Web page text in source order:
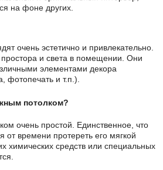
на фоне других.
очень эстетично и привлекательно.
и света в помещении. Они
элементами декора
фотопечать и т.п.).
потолком?
очень простой. Единственное, что
от времени протереть его мягкой
химических средств или специальных